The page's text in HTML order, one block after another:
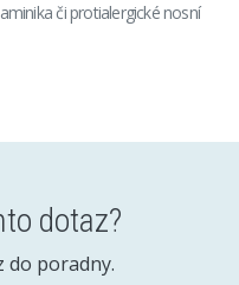
či protialergické nosní
dotaz?
do poradny.